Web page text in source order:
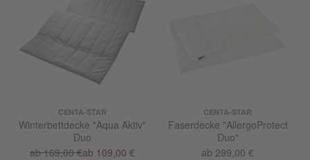
CENTA-STAR
Winterbettdecke "Aqua Aktiv"
Duo
ab 169,00 €ab 109,00 €
CENTA-STAR
Faserdecke "AllergoProtect
Duo"
ab 299,00 €